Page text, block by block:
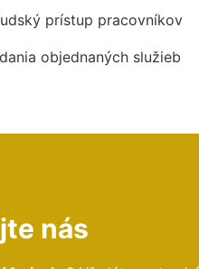
prístup pracovníkov
objednaných služieb
nás